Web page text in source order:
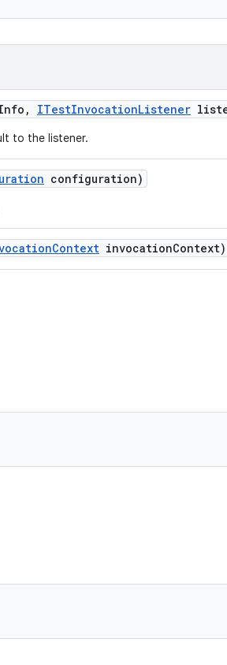
, ITestInvocationListener
to the listener.
configuration)
Context invocationContext)